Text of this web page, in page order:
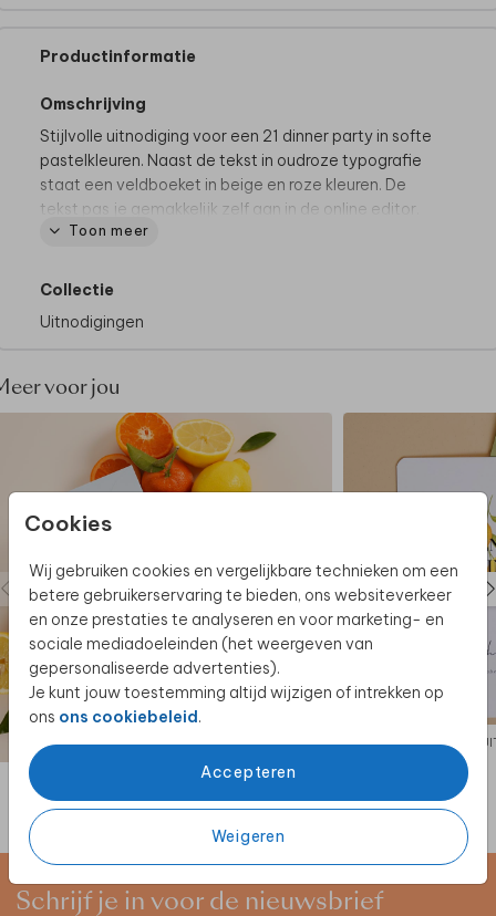
Cookies
Wij gebruiken cookies en vergelijkbare technieken om een
betere gebruikerservaring te bieden, ons websiteverkeer
en onze prestaties te analyseren en voor marketing- en
sociale mediadoeleinden (het weergeven van
gepersonaliseerde advertenties).
Je kunt jouw toestemming altijd wijzigen of intrekken op
ons ons cookiebeleid.
Accepteren
Weigeren
Productinformatie
Omschrijving
Stijlvolle uitnodiging voor een 21 dinner party in softe
pastelkleuren. Naast de tekst in oudroze typografie
staat een veldboeket in beige en roze kleuren. De
tekst pas je gemakkelijk zelf aan in de online editor.
Toon meer
Collectie
Uitnodigingen
voor jou
Schrijf je in voor de nieuwsbrief